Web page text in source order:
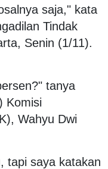
saja," kata
Tindak
Senin (1/11).
tanya
Komisi
Wahyu Dwi
tapi saya katakan